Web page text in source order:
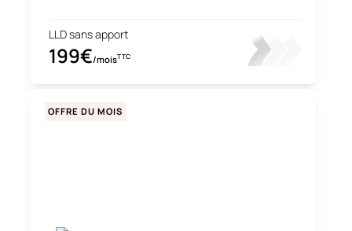
LLD sans apport
199€/moisTTC
OFFRE DU MOIS